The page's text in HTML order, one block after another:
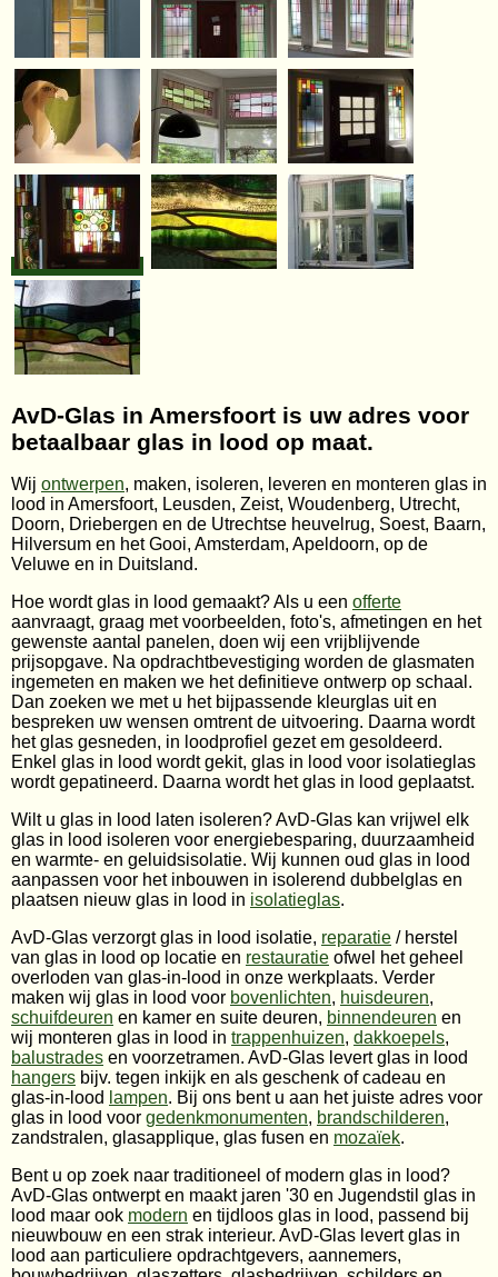
AvD-Glas in Amersfoort is uw adres voor
betaalbaar glas in lood op maat.
Wij ontwerpen, maken, isoleren, leveren en monteren glas in
lood in Amersfoort, Leusden, Zeist, Woudenberg, Utrecht,
Doorn, Driebergen en de Utrechtse heuvelrug, Soest, Baarn,
Hilversum en het Gooi, Amsterdam, Apeldoorn, op de
Veluwe en in Duitsland.
Hoe wordt glas in lood gemaakt? Als u een offerte
aanvraagt, graag met voorbeelden, foto's, afmetingen en het
gewenste aantal panelen, doen wij een vrijblijvende
prijsopgave. Na opdrachtbevestiging worden de glasmaten
ingemeten en maken we het definitieve ontwerp op schaal.
Dan zoeken we met u het bijpassende kleurglas uit en
bespreken uw wensen omtrent de uitvoering. Daarna wordt
het glas gesneden, in loodprofiel gezet em gesoldeerd.
Enkel glas in lood wordt gekit, glas in lood voor isolatieglas
wordt gepatineerd. Daarna wordt het glas in lood geplaatst.
Wilt u glas in lood laten isoleren? AvD-Glas kan vrijwel elk
glas in lood isoleren voor energiebesparing, duurzaamheid
en warmte- en geluidsisolatie. Wij kunnen oud glas in lood
aanpassen voor het inbouwen in isolerend dubbelglas en
plaatsen nieuw glas in lood in isolatieglas.
AvD-Glas verzorgt glas in lood isolatie, reparatie / herstel
van glas in lood op locatie en restauratie ofwel het geheel
overloden van glas-in-lood in onze werkplaats. Verder
maken wij glas in lood voor bovenlichten, huisdeuren,
schuifdeuren en kamer en suite deuren, binnendeuren en
wij monteren glas in lood in trappenhuizen, dakkoepels,
balustrades en voorzetramen. AvD-Glas levert glas in lood
hangers bijv. tegen inkijk en als geschenk of cadeau en
glas-in-lood lampen. Bij ons bent u aan het juiste adres voor
glas in lood voor gedenkmonumenten, brandschilderen,
zandstralen, glasapplique, glas fusen en mozaïek.
Bent u op zoek naar traditioneel of modern glas in lood?
AvD-Glas ontwerpt en maakt jaren '30 en Jugendstil glas in
lood maar ook modern en tijdloos glas in lood, passend bij
nieuwbouw en een strak interieur. AvD-Glas levert glas in
lood aan particuliere opdrachtgevers, aannemers,